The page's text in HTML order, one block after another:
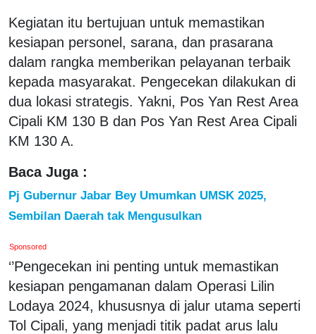
Kegiatan itu bertujuan untuk memastikan
kesiapan personel, sarana, dan prasarana
dalam rangka memberikan pelayanan terbaik
kepada masyarakat. Pengecekan dilakukan di
dua lokasi strategis. Yakni, Pos Yan Rest Area
Cipali KM 130 B dan Pos Yan Rest Area Cipali
KM 130 A.
Baca Juga :
Pj Gubernur Jabar Bey Umumkan UMSK 2025,
Sembilan Daerah tak Mengusulkan
Sponsored
‘’Pengecekan ini penting untuk memastikan
kesiapan pengamanan dalam Operasi Lilin
Lodaya 2024, khususnya di jalur utama seperti
Tol Cipali, yang menjadi titik padat arus lalu